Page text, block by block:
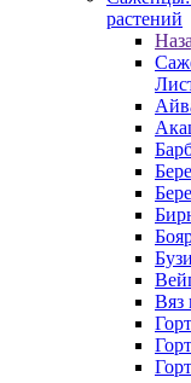
растений
Вяз